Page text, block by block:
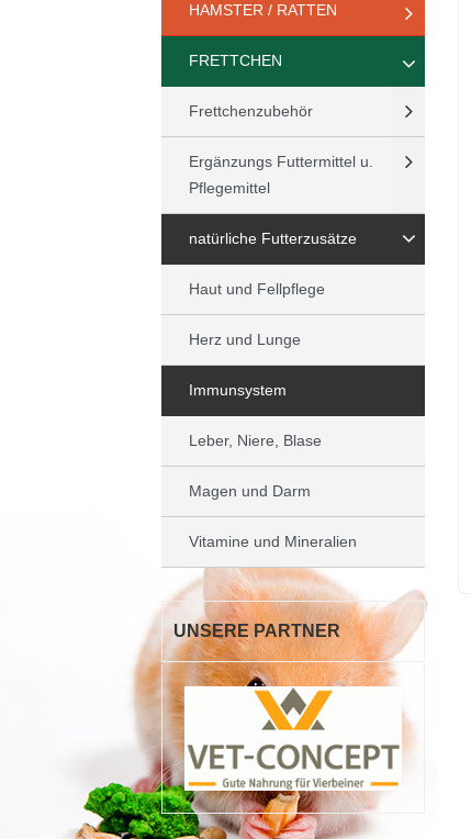
HAMSTER / RATTEN
FRETTCHEN
Frettchenzubehör
Ergänzungs Futtermittel u.
Pflegemittel
natürliche Futterzusätze
Haut und Fellpflege
Herz und Lunge
Immunsystem
Leber, Niere, Blase
Magen und Darm
Vitamine und Mineralien
UNSERE PARTNER